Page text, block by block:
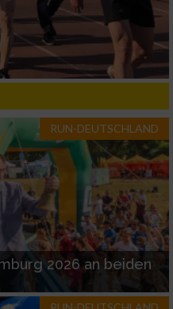
RUN-DEUTSCHLAND
2026 an beiden
Inhalten
Statistiken
aus